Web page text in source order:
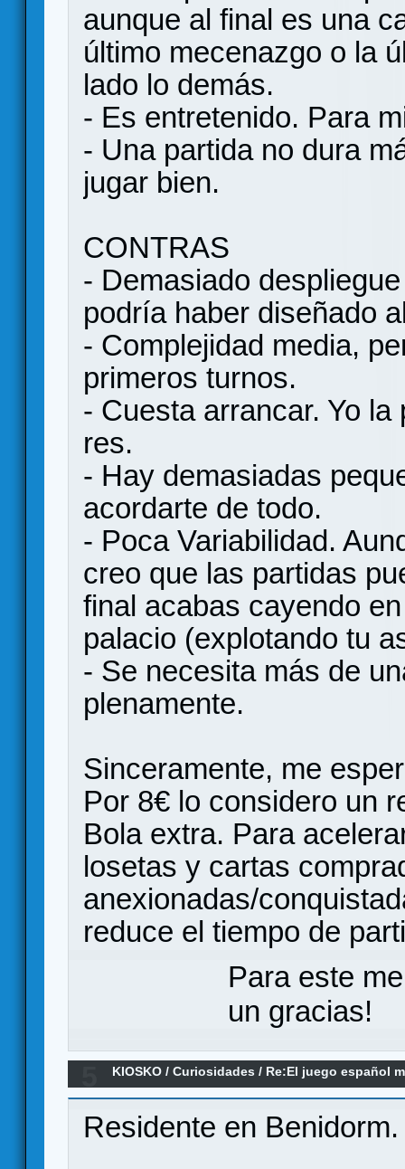
aunque al final es una
último mecenazgo o la
lado lo demás.
- Es entretenido. Para
- Una partida no dura
jugar bien.
CONTRAS
- Demasiado
podría haber diseñado
- Complejidad media,
primeros turnos.
- Cuesta arrancar. Yo
res.
- Hay demasiadas
acordarte de todo.
- Poca Variabilidad.
creo que las partidas
final acabas cayendo
palacio (explotando tu
- Se necesita más de
plenamente.
Sinceramente, me
Por 8€ lo considero un
Bola extra. Para
losetas y cartas
anexionadas/
reduce el tiempo de
Para este
un gracias!
KIOSKO /Curiosidades / Re:El juego español
Residente en Benidorm.